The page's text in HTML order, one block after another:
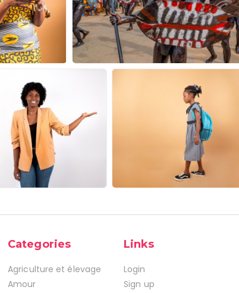
Categories
Agriculture et élevage
Amour
Links
Login
Sign up